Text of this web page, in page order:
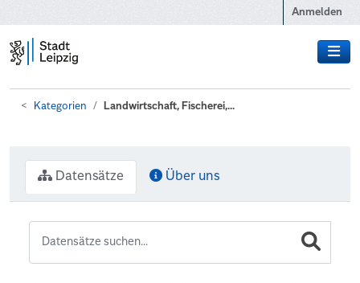
Anmelden
Kategorien Landwirtschaft, Fischerei,...
Datensätze Über uns